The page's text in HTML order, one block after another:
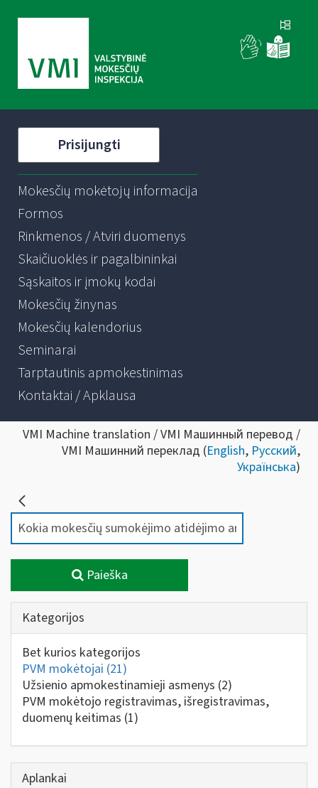
Prisijungti
Mokesčių mokėtojų informacija
Formos
Rinkmenos / Atviri duomenys
Skaičiuoklės ir pagalbininkai
Sąskaitos ir įmokų kodai
Mokesčių žinynas
Mokesčių kalendorius
Seminarai
Tarptautinis apmokestinimas
Kontaktai / Apklausa
VMI Machine translation / VMI Машинный перевод /
VMI Машинний переклад (English, Русский,
Українська)
Paieška
Kategorijos
Bet kurios kategorijos
PVM mokėtojai (21)
Užsienio apmokestinamieji asmenys (2)
PVM mokėtojo registravimas, išregistravimas,
duomenų keitimas (1)
Aplankai